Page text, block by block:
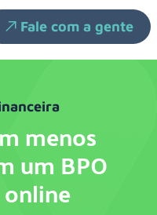
Fale com a gente
menos
um BPO